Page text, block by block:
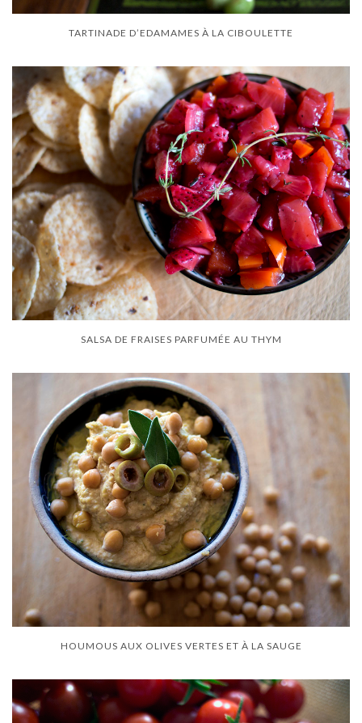
TARTINADE D’EDAMAMES À LA CIBOULETTE
SALSA DE FRAISES PARFUMÉE AU THYM
HOUMOUS AUX OLIVES VERTES ET À LA SAUGE